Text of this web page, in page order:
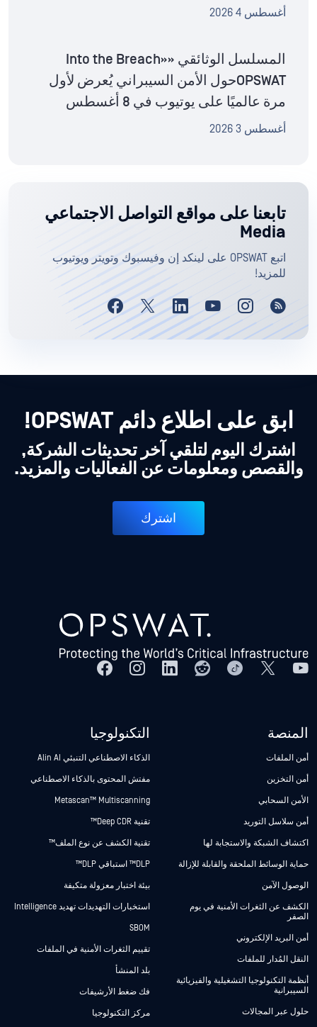
أغسطس 4 2026
المسلسل الوثائقي «Into the Breach»
OPSWATحول الأمن السيبراني يُعرض لأول
مرة عالميًا على يوتيوب في 8 أغسطس
أغسطس 3 2026
تابعنا على مواقع التواصل الاجتماعي
Media
اتبع OPSWAT على لينكد إن وفيسبوك وتويتر ويوتيوب
للمزيد!
ابق على اطلاع دائم OPSWAT!
اشترك اليوم لتلقي آخر تحديثات الشركة,
والقصص ومعلومات عن الفعاليات والمزيد.
اشترك
المنصة
أمن الملفات
أمن التخزين
الأمن السحابي
أمن سلاسل التوريد
اكتشاف الشبكة والاستجابة لها
حماية الوسائط الملحقة والقابلة للإزالة
الوصول الآمن
الكشف عن الثغرات الأمنية في يوم
الصفر
أمن البريد الإلكتروني
النقل المُدار للملفات
أنظمة التكنولوجيا التشغيلية والفيزيائية
السيبرانية
حلول عبر المجالات
التكنولوجيا
الذكاء الاصطناعي التنبئي Alin AI
مفتش المحتوى بالذكاء الاصطناعي
Metascan™ Multiscanning
تقنية Deep CDR™
تقنية الكشف عن نوع الملف™
DLP™ استباقي DLP™
بيئة اختبار معزولة متكيفة
استخبارات التهديدات تهديد Intelligence
SBOM
تقييم الثغرات الأمنية في الملفات
بلد المنشأ
فك ضغط الأرشيفات
مركز التكنولوجيا